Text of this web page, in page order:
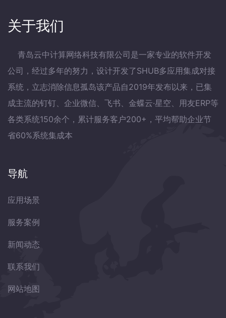
关于我们
青岛云中计算网络科技有限公司是一家专业的软件开发
公司，经过多年的努力，设计开发了SHUB多应用集成对接
系统，立志消除信息孤岛该产品自2019年发布以来，已集
成主流的钉钉、企业微信、飞书、金蝶云·星空、用友ERP等
各类系统150余个，累计服务客户200+，平均帮助企业节
省60%系统集成本
导航
应用场景
服务案例
新闻动态
联系我们
网站地图